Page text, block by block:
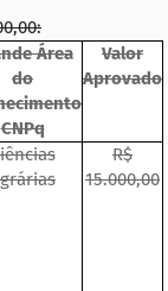
Área
do
CNPq
Valor
Aprovado
R$
15.000,00